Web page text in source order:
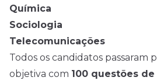
Química
Sociologia
Telecomunicações
Todos os candidatos passaram
objetiva com 100 questões